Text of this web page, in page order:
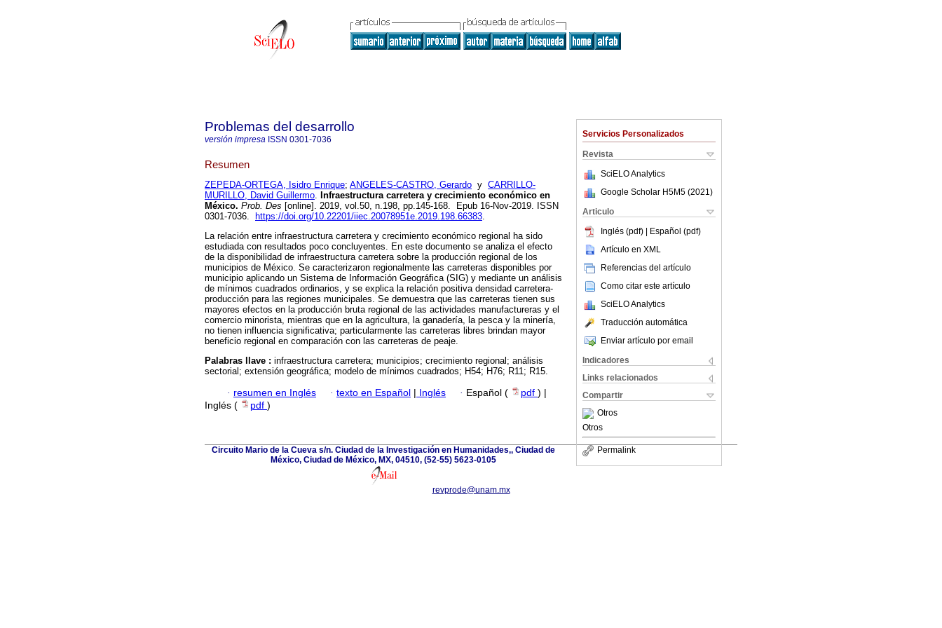
Servicios Personalizados
Revista
SciELO Analytics
Google Scholar H5M5 (2021 )
Articulo
Inglés (pdf) | Español (pdf)
Artículo en XML
Referencias del artículo
Como citar este artículo
SciELO Analytics
Traducción automática
Enviar artículo por email
Indicadores
Links relacionados
Compartir
Otros
Otros
Permalink
Problemas del desarrollo
versión impresa ISSN 0301-7036
Resumen
ZEPEDA-ORTEGA, Isidro Enrique; ANGELES-CASTRO, Gerardo y CARRILLO-
MURILLO, David Guillermo. Infraestructura carretera y crecimiento económico en
México. Prob. Des [online]. 2019, vol.50, n.198, pp.145-168. Epub 16-Nov-2019. ISSN
0301-7036.
https://doi.org/10.22201/iiec.20078951e.2019.198.66383.
La relación entre infraestructura carretera y crecimiento económico regional ha sido
estudiada con resultados poco concluyentes. En este documento se analiza el efecto
de la disponibilidad de infraestructura carretera sobre la producción regional de los
municipios de México. Se caracterizaron regionalmente las carreteras disponibles por
municipio aplicando un Sistema de Información Geográfica (SIG) y mediante un análisis
de mínimos cuadrados ordinarios, y se explica la relación positiva densidad carretera-
producción para las regiones municipales. Se demuestra que las carreteras tienen sus
mayores efectos en la producción bruta regional de las actividades manufactureras y el
comercio minorista, mientras que en la agricultura, la ganadería, la pesca y la minería,
no tienen influencia significativa; particularmente las carreteras libres brindan mayor
beneficio regional en comparación con las carreteras de peaje.
Palabras llave : infraestructura carretera; municipios; crecimiento regional; análisis
sectorial; extensión geográfica; modelo de mínimos cuadrados; H54; H76; R11; R15.
· resumen en Inglés · texto en Español | Inglés · Español ( pdf ) |
Inglés (
pdf )
Circuito Mario de la Cueva s/n. Ciudad de la Investigación en Humanidades,, Ciudad de
México, Ciudad de México, MX, 04510, (52-55) 5623-0105
revprode@unam.mx